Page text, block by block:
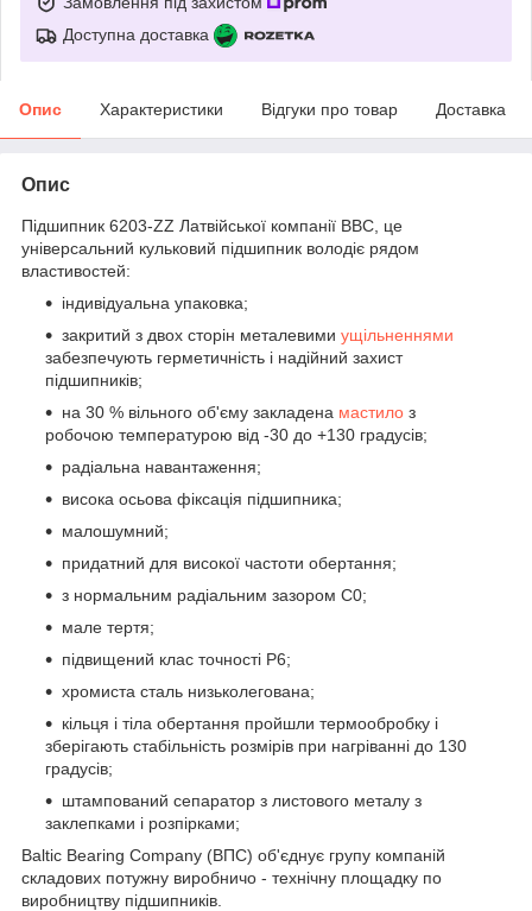
Доступна доставка
Опис Характеристики Відгуки про товар Доставка
Опис
Підшипник 6203-ZZ Латвійської компанії BBC, це
універсальний кульковий підшипник володіє рядом
властивостей:
індивідуальна упаковка;
закритий з двох сторін металевими ущільненнями
забезпечують герметичність і надійний захист
підшипників;
на 30 % вільного об'єму закладена мастило з
робочою температурою від -30 до +130 градусів;
радіальна навантаження;
висока осьова фіксація підшипника;
малошумний;
придатний для високої частоти обертання;
з нормальним радіальним зазором С0;
мале тертя;
підвищений клас точності P6;
хромиста сталь низьколегована;
кільця і тіла обертання пройшли термообробку і
зберігають стабільність розмірів при нагріванні до 130
градусів;
штампований сепаратор з листового металу з
заклепками і розпірками;
Baltic Bearing Company (ВПС) об'єднує групу компаній
складових потужну виробничо - технічну площадку по
виробництву підшипників.